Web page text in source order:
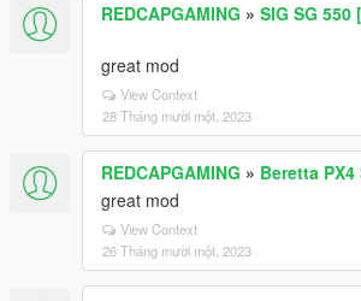
REDCAPGAMING » SIG SG
great mod
View Context
28 Tháng mười một, 2023
REDCAPGAMING » Beretta PX4
great mod
View Context
26 Tháng mười một, 2023